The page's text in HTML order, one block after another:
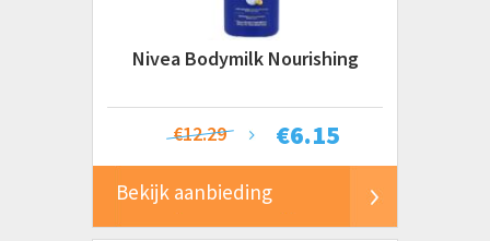
Nivea Bodymilk Nourishing
€6.15
€12.29
Bekijk aanbieding